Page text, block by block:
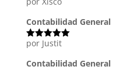
Valorado
5
Contabilidad General
Valorado
por Justit
Contabilidad General